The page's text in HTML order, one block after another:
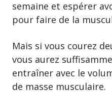
semaine et espérer
pour faire de la
Mais si vous courez
vous aurez
entraîner avec le
de masse musculaire.